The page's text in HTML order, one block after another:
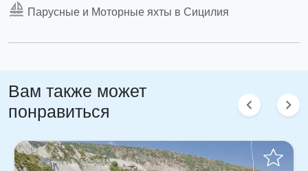
sailing Парусные и Моторные яхты в Сицилия
Вам также может
понравиться
chevron_left chevron_right